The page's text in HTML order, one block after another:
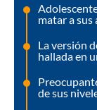
matar a
La versión
hallada en
de sus